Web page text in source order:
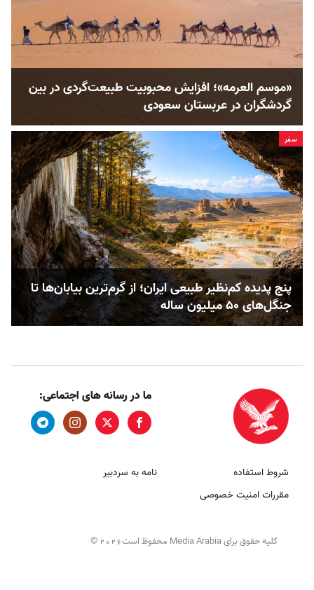
«موسم العرمه»؛ افزایش محبوبیت طبیعت‌گردی در بین
گردشگران در عربستان سعودی
سفر
پنج پدیده کم‌نظیر طبیعی ایران؛ از گرم‌ترین بیابان‌ها تا
جنگل‌های ۵۰ میلیون ساله
ما در رسانه های اجتماعی:
شروط استفاده
مقررات امنیت خصوصی
نامه به سردبیر
کلیه حقوق برای Media Arabia محفوظ است 2026
©